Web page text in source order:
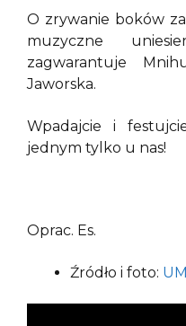
O zrywanie boków
muzyczne
zagwarantuje
Jaworska.
Wpadajcie i
jednym tylko u nas!
Oprac. Es.
Źródło i foto: